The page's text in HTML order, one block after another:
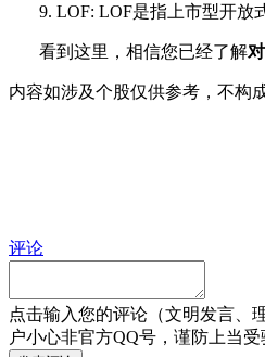
9. LOF: LOF是指上市型开放式
看到这里，相信您已经了解
内容如涉及个股仅供参考，不构
评论
点击输入您的评论（文明发言、
户小心非官方QQ号，谨防上当受